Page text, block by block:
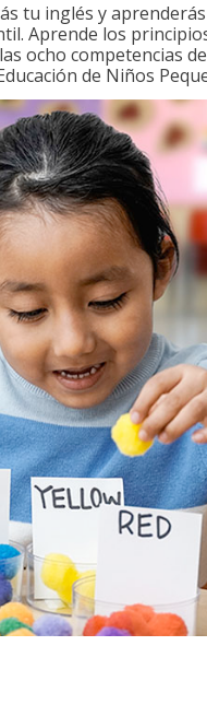
tu inglés y
Aprende los
ocho competencias
de Niños